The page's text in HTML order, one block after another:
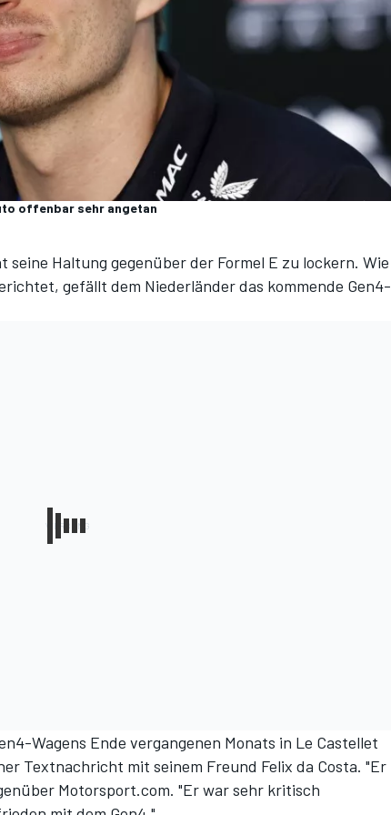
offenbar sehr angetan
Haltung gegenüber der Formel E zu lockern. Wie
gefällt dem Niederländer das kommende Gen4-
Wagens Ende vergangenen Monats in Le Castellet
Textnachricht mit seinem Freund Felix da Costa. "Er
Motorsport.com. "Er war sehr kritisch